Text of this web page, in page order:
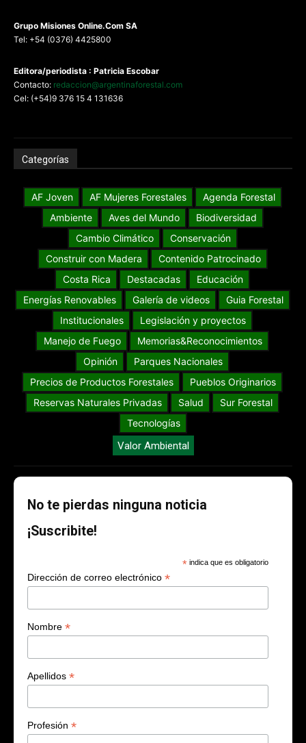
Grupo Misiones Online.Com SA
Tel: +54 (0376) 4425800
Editora/periodista : Patricia Escobar
Contacto: redaccion@argentinaforestal.com
Cel: (+54)9 376 15 4 131636
Categorías
AF Joven AF Mujeres Forestales
Agenda Forestal
Ambiente
Aves del Mundo
Biodiversidad
Cambio Climático
Conservación
Construir con Madera
Contenido Patrocinado
Costa Rica
Destacadas
Educación
Energías Renovables
Galería de videos
Guia Forestal
Institucionales
Legislación y proyectos
Manejo de Fuego
Memorias&Reconocimientos
Opinión
Parques Nacionales
Precios de Productos Forestales
Pueblos Originarios
Reservas Naturales Privadas
Salud
Sur Forestal
Tecnologías
Valor Ambiental
No te pierdas ninguna noticia
¡Suscribite!
* indica que es obligatorio
Dirección de correo electrónico *
Nombre *
Apellidos *
Profesión *